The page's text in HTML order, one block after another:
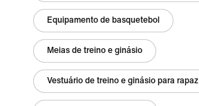
Equipamento de basquetebol
Meias de treino e ginásio
Vestuário de treino e ginásio para rapaz